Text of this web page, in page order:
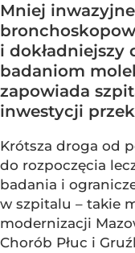
Mniej
i dokładniejszy
badaniom
zapowiada
inwestycji
Krótsza droga od
do rozpoczęcia
badania i
w szpitalu – takie
modernizacji
Chorób Płuc i